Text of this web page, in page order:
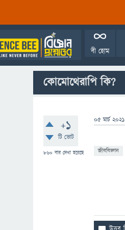
বী হোম
কোমোথেরাপি কি?
+1
টি ভোট
860 বার দেখা হয়েছে
05 মার্চ 2021
জীববিজ্ঞান